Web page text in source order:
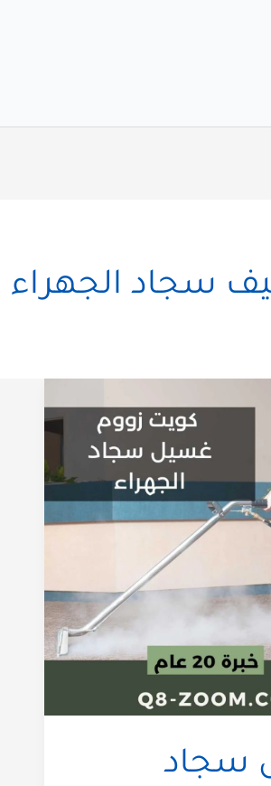
سجاد الجهراء
سجاد